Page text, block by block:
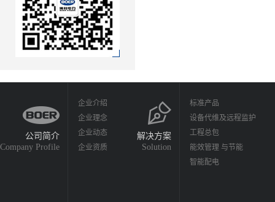
公司简介
Company Profile
企业介绍
企业理念
企业动态
企业资质
解决方案
Solution
标准产品
设备代维及远程监护
工程总包
能效管理 与节能
智能配电